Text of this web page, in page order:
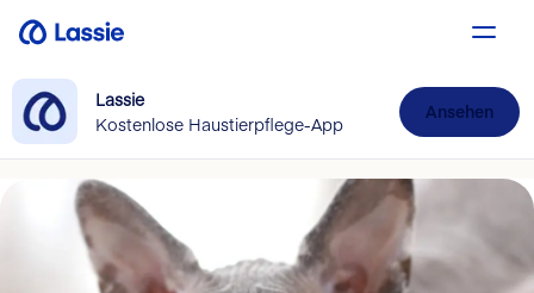
Lassie
Kostenlose Haustierpflege-App
Ansehen